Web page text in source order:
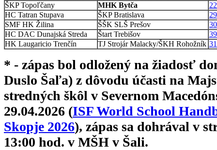
ŠKP Topoľčany
MHK Bytča
HC Tatran Stupava
ŠKP Bratislava
SMF HK Žilina
ŠŠK SLŠ Prešov
HC DAC Dunajská Streda
Štart Trebišov
HK Laugaricio Trenčín
TJ Strojár Malacky/ŠKH Rohožník
* - zápas bol odložený na žiadosť
Duslo Šaľa) z dôvodu účasti na
stredných škôl v Severnom
29.04.2026 (ISF World School
Skopje 2026), zápas sa dohrával v
13:00 hod. v MŠH v Šali.